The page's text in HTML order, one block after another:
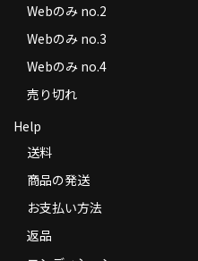
Webのみ no.2
Webのみ no.3
Webのみ no.4
売り切れ
Help
送料
商品の発送
お支払い方法
返品